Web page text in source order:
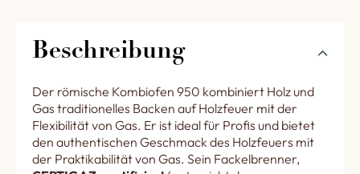
Beschreibung
Der römische Kombiofen 950 kombiniert Holz und
Gas traditionelles Backen auf Holzfeuer mit der
Flexibilität von Gas. Er ist ideal für Profis und bietet
den authentischen Geschmack des Holzfeuers mit
der Praktikabilität von Gas. Sein Fackelbrenner,